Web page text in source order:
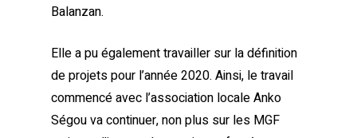
Balanzan.
Elle a pu également travailler sur la définition
de projets pour l’année 2020. Ainsi, le travail
commencé avec l’association locale Anko
Ségou va continuer, non plus sur les MGF